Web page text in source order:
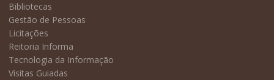
Bibliotecas
Gestão de Pessoas
Licitações
Reitoria Informa
Tecnologia da Informação
Visitas Guiadas